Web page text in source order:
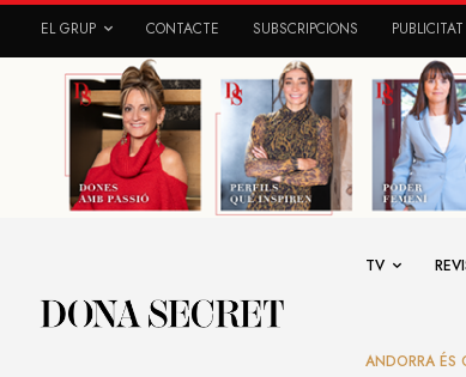
EL GRUP CONTACTE SUBSCRIPCIONS PUBLICITAT
TV
ANDORRA ÉS